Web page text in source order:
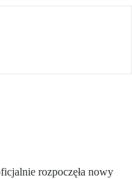
rozpoczęła nowy